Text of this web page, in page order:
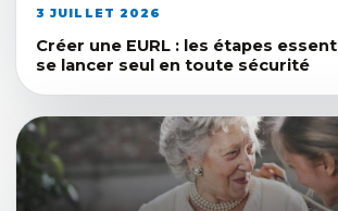
3 JUILLET 2026
Créer une EURL : les étapes
se lancer seul en toute sécurité